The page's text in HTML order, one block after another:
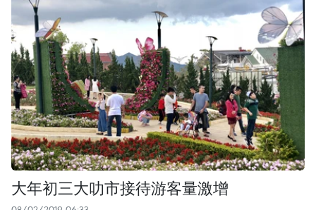
大年初三大叻市接待游客量激增